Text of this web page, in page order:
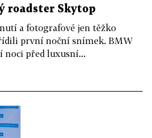
roadster Skytop
a fotografové jen těžko
první noční snímek. BMW
noci před luxusní...